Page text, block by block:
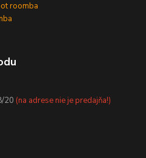
roomba
20 (na adrese nie je predajňa!)